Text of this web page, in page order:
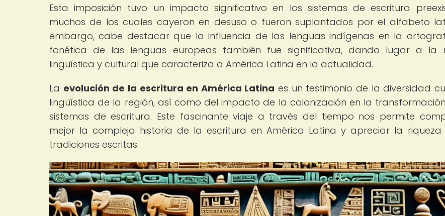
Esta imposición tuvo un impacto significativo en los sistemas de escritura
muchos de los cuales cayeron en desuso o fueron suplantados por el alfabeto
embargo, cabe destacar que la influencia de las lenguas indígenas en la
fonética de las lenguas europeas también fue significativa, dando lugar a la
lingüística y cultural que caracteriza a América Latina en la actualidad.
La evolución de la escritura en América Latina es un testimonio de la diversidad
lingüística de la región, así como del impacto de la colonización en la
sistemas de escritura. Este fascinante viaje a través del tiempo nos permite
mejor la compleja historia de la escritura en América Latina y apreciar la riqueza
tradiciones escritas.